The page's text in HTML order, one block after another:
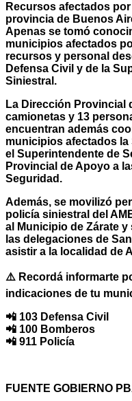
Recursos afectados
provincia de Buenos
Apenas se tomó
municipios afectados
recursos y personal
Defensa Civil y de la
Siniestral.
La Dirección Provincial
camionetas y 13
encuentran además
municipios afectados
el Superintendente de
Provincial de Apoyo a
Seguridad.
Además, se movilizó
policía siniestral del
al Municipio de Zárate
las delegaciones de
asistir a la localidad de
⚠️ Recordá informarte
indicaciones de tu
📲 103 Defensa Civil
📲 100 Bomberos
📲 911 Policía
FUENTE GOBIERNO